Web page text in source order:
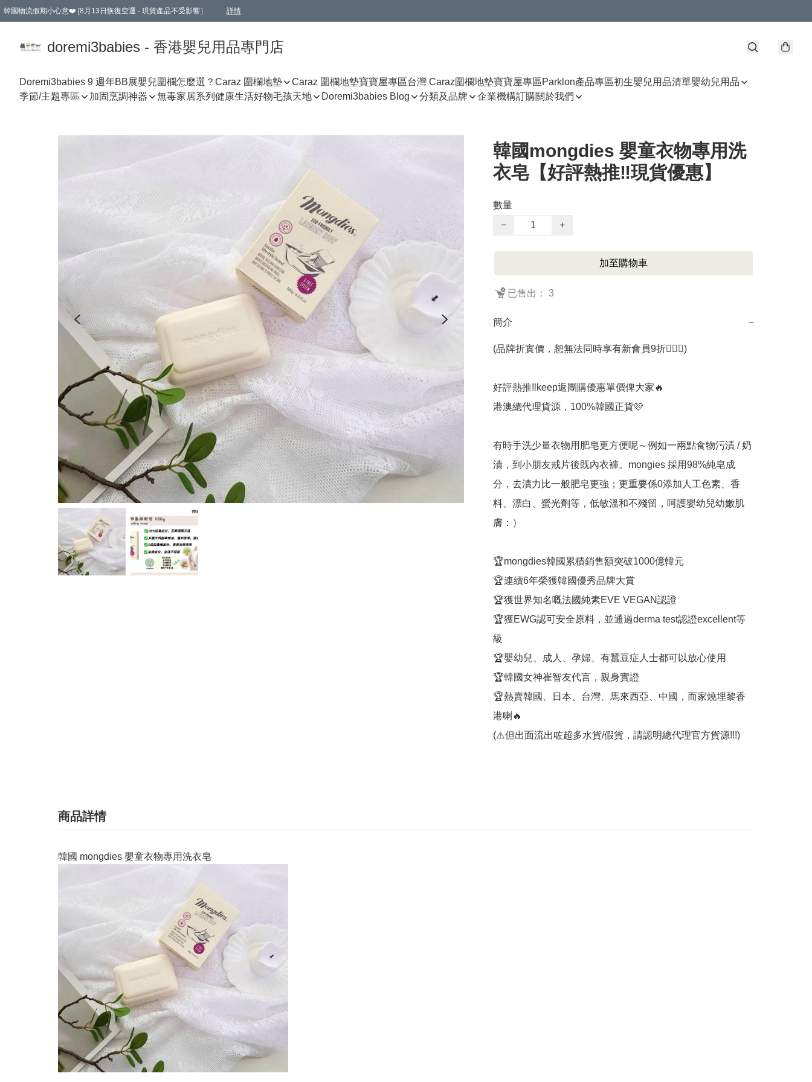
韓國物流假期小心意❤️ [8月13日恢復空運 - 現貨產品不受影響］ 詳情
doremi3babies - 香港嬰兒用品專門店
Doremi3babies 9 週年BB展嬰兒圍欄怎麼選？ Caraz 圍欄地墊 Caraz 圍欄地墊寶寶屋專區台灣 Caraz圍欄地墊寶寶屋專區Parklon產品專區初生嬰兒用品清單嬰幼兒用品
季節/主題專區
加固烹調神器 無毒家居系列 健康生活好物毛孩天地 Doremi3babies Blog 分類及品牌 企業機構訂購關於我們
韓國mongdies 嬰童衣物專用洗
衣皂【好評熱推‼️現貨優惠】
數量
−
+
加至購物車
已售出： 3
簡介 −
(品牌折實價，恕無法同時享有新會員9折🙇🏻‍♂️)
好評熱推‼️keep返團購優惠單價俾大家🔥
港澳總代理貨源，100%韓國正貨🩷
有時手洗少量衣物用肥皂更方便呢～例如一兩點食物污漬 / 奶
漬，到小朋友戒片後既內衣褲。mongies 採用98%純皂成
分，去漬力比一般肥皂更強；更重要係0添加人工色素、香
料、漂白、螢光劑等，低敏溫和不殘留，呵護嬰幼兒幼嫩肌
膚：）
🏆mongdies韓國累積銷售額突破1000億韓元
🏆連續6年榮獲韓國優秀品牌大賞
🏆獲世界知名嘅法國純素EVE VEGAN認證
🏆獲EWG認可安全原料，並通過derma test認證excellent等
級
🏆嬰幼兒、成人、孕婦、有蠶豆症人士都可以放心使用
🏆韓國女神崔智友代言，親身實證
🏆熱賣韓國、日本、台灣、馬來西亞、中國，而家燒埋黎香
港喇🔥
(⚠️但出面流出咗超多水貨/假貨，請認明總代理官方貨源!!!)
商品詳情
韓國 mongdies 嬰童衣物專用洗衣皂